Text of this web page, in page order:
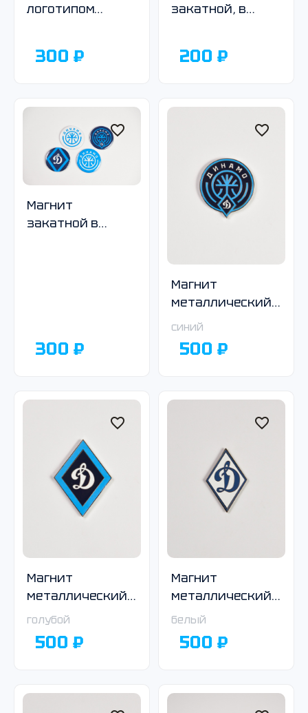
логотипом
серебро
300 ₽
закатной, в
200 ₽
Магнит
закатной в
300 ₽
Магнит
металлический
тёмно-синий
синий
500 ₽
Магнит
металлический
с логотипом
«Динамо», ромб,
голубой
500 ₽
Магнит
металлический
с логотипом
«Динамо»
белый
500 ₽